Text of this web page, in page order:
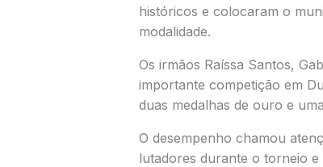
históricos e colocaram o
modalidade.
Os irmãos Raíssa Santos,
importante competição em
duas medalhas de ouro e
O desempenho chamou
lutadores durante o torneio